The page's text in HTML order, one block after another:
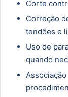
Corte
Correção
tendões e
Uso de
quando